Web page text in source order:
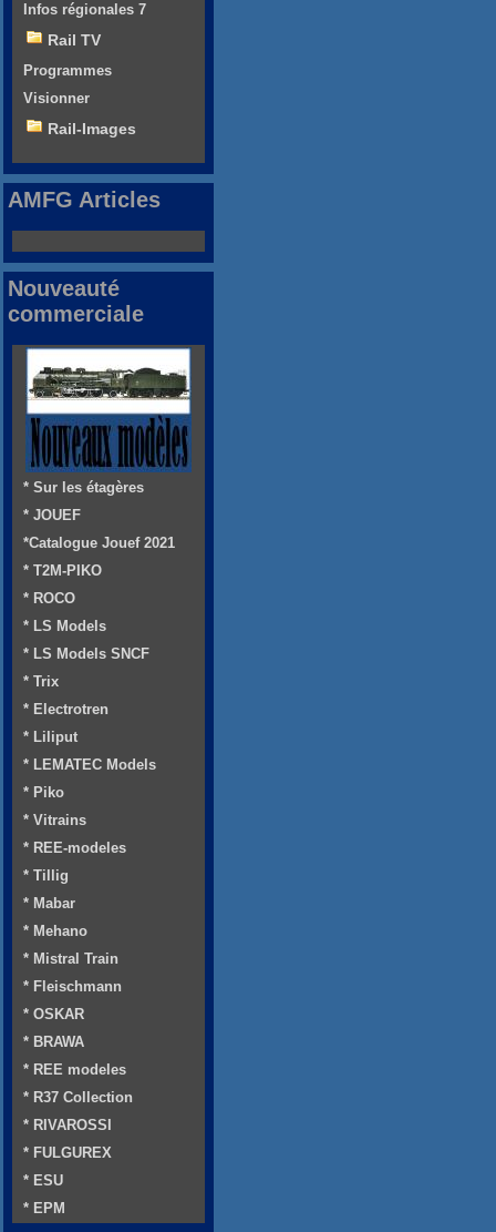
Infos régionales 7
Rail TV
Programmes
Visionner
Rail-Images
AMFG Articles
Nouveauté
commerciale
* Sur les étagères
* JOUEF
*Catalogue Jouef 2021
* T2M-PIKO
* ROCO
* LS Models
* LS Models SNCF
* Trix
* Electrotren
* Liliput
* LEMATEC Models
* Piko
* Vitrains
* REE-modeles
* Tillig
* Mabar
* Mehano
* Mistral Train
* Fleischmann
* OSKAR
* BRAWA
* REE modeles
* R37 Collection
* RIVAROSSI
* FULGUREX
* ESU
* EPM